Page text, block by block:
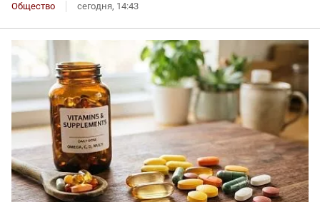
Общество сегодня, 14:43